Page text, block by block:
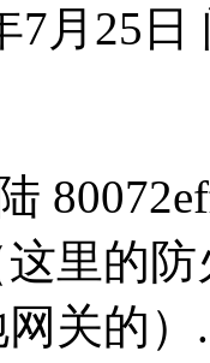
7月25日
里的
关的